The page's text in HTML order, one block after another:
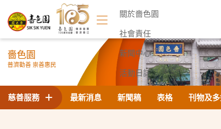
關於嗇色園
社會責任
新聞中心
活動日誌
聯絡我們
嗇色園
普濟勸善 崇善惠民
最新消息 新聞稿 表格 刊物及
慈善服務